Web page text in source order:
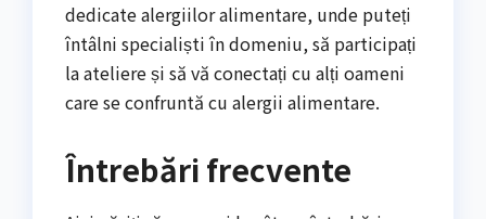
dedicate alergiilor alimentare, unde puteți
întâlni specialiști în domeniu, să participați
la ateliere și să vă conectați cu alți oameni
care se confruntă cu alergii alimentare.
Întrebări frecvente